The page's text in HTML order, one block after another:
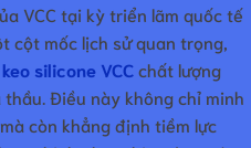
VCC tại kỳ triển lãm quốc tế
cột mốc lịch sử quan trọng,
keo silicone VCC chất lượng
Điều này không chỉ minh
còn khẳng định tiềm lực